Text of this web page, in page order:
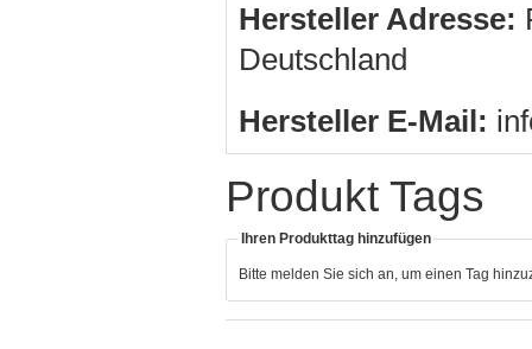
Hersteller Adresse:
Deutschland
Hersteller E-Mail:
Produkt Tags
Ihren Produkttag hinzufügen
Bitte melden Sie sich an, um einen Tag